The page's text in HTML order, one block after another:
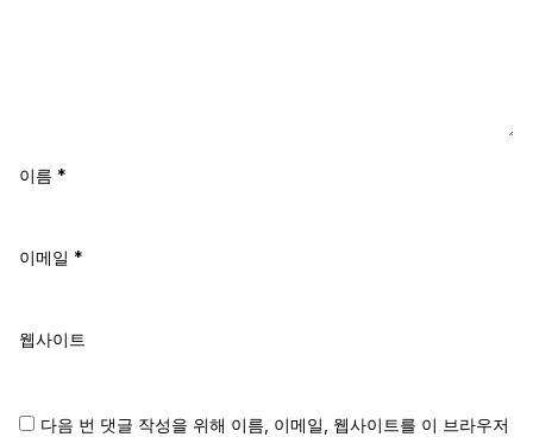
이름 *
이메일 *
웹사이트
다음 번 댓글 작성을 위해 이름, 이메일, 웹사이트를 이 브라우저